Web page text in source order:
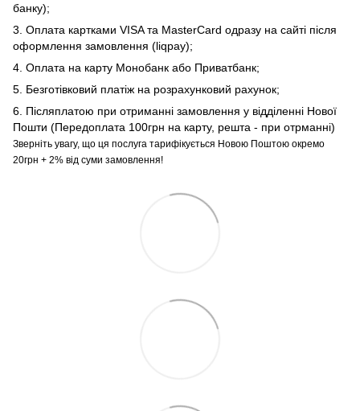
банку);
3. Оплата картками VISA та MasterCard одразу на сайті після
оформлення замовлення (liqpay);
4. Оплата на карту Монобанк або Приватбанк;
5. Безготівковий платіж на розрахунковий рахунок;
6. Післяплатою при отриманні замовлення у відділенні Нової
Пошти (Передоплата 100грн на карту, решта - при отрманні)
Зверніть увагу, що ця послуга тарифікується Новою Поштою окремо
20грн + 2% від суми замовлення!